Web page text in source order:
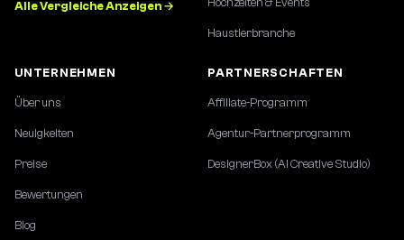
Alle Vergleiche Anzeigen →
Haustierbranche
UNTERNEHMEN
Über uns
Neuigkeiten
Preise
Bewertungen
Blog
PARTNERSCHAFTEN
Affiliate-Programm
Agentur-Partnerprogramm
DesignerBox (AI Creative Studio)